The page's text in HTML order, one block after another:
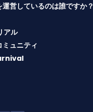
営しているのは誰ですか？
アル
ュニティ